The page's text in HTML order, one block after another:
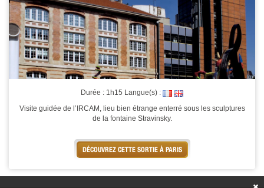
Durée : 1h15 Langue(s) :
Visite guidée de l’IRCAM, lieu bien étrange enterré sous les sculptures
de la fontaine Stravinsky.
DÉCOUVREZ CETTE SORTIE À PARIS